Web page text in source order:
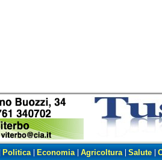
Politica Economia Agricoltura Salute